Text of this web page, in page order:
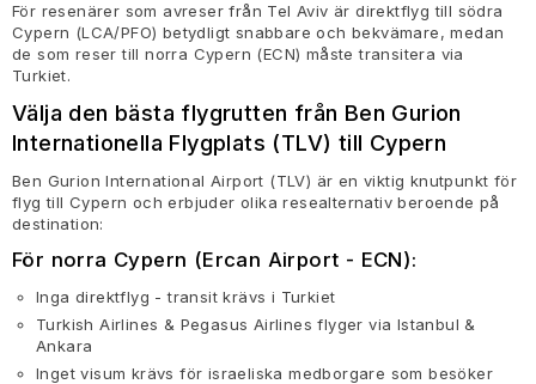
För resenärer som avreser från Tel Aviv är direktflyg till södra
Cypern (LCA/PFO) betydligt snabbare och bekvämare, medan
de som reser till norra Cypern (ECN) måste transitera via
Turkiet.
Välja den bästa flygrutten från Ben Gurion
Internationella Flygplats (TLV) till Cypern
Ben Gurion International Airport (TLV) är en viktig knutpunkt för
flyg till Cypern och erbjuder olika resealternativ beroende på
destination:
För norra Cypern (Ercan Airport - ECN):
Inga direktflyg - transit krävs i Turkiet
Turkish Airlines & Pegasus Airlines flyger via Istanbul &
Ankara
Inget visum krävs för israeliska medborgare som besöker